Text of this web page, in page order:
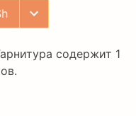
содержит 1